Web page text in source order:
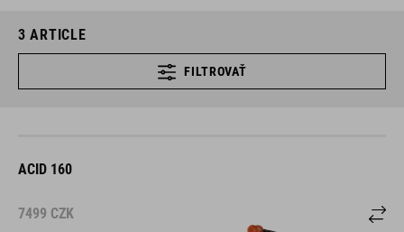
3 ARTICLE
FILTROVAŤ
ACID 160
7499 CZK